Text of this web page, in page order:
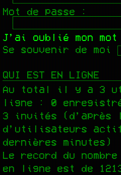
Mot de passe :
J’ai oublié mon mot
Se souvenir de moi
QUI EST EN LIGNE
Au total il y a 3
ligne : 0
3 invités (d’après
d’utilisateurs
dernières minutes)
Le record du
en ligne est de